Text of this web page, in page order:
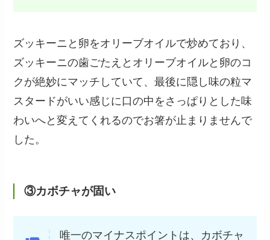
ズッキーニと卵をオリーブオイルで炒めており、
ズッキーニの歯ごたえとオリーブオイルと卵のコ
クが絶妙にマッチしていて、最後に隠し味の粒マ
スタードがいい感じに口の中をさっぱりとした味
わいへと変えてくれるのでお箸が止まりませんで
した。
③カボチャが固い
唯一のマイナスポイントは、カボチャ